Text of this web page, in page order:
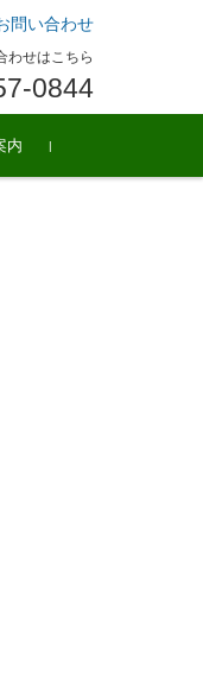
問い合わせ
わせはこちら
0844
内